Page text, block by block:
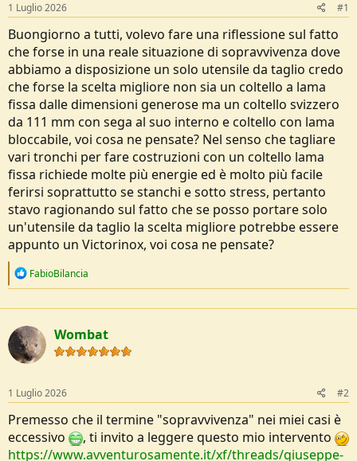
c
u
s
s
i
o
n
o
1 Luglio 2026 #1
Buongiorno a tutti, volevo fare una riflessione sul fatto
che forse in una reale situazione di sopravvivenza dove
abbiamo a disposizione un solo utensile da taglio credo
che forse la scelta migliore non sia un coltello a lama
fissa dalle dimensioni generose ma un coltello svizzero
da 111 mm con sega al suo interno e coltello con lama
bloccabile, voi cosa ne pensate? Nel senso che tagliare
vari tronchi per fare costruzioni con un coltello lama
fissa richiede molte più energie ed è molto più facile
ferirsi soprattutto se stanchi e sotto stress, pertanto
stavo ragionando sul fatto che se posso portare solo
un'utensile da taglio la scelta migliore potrebbe essere
appunto un Victorinox, voi cosa ne pensate?
R
c
t
i
o
n
FabioBilancia
Wombat
1 Luglio 2026 #2
Premesso che il termine "sopravvivenza" nei miei casi è
eccessivo
, ti invito a leggere questo mio intervento
https://www.avventurosamente.it/xf/threads/giuseppe-